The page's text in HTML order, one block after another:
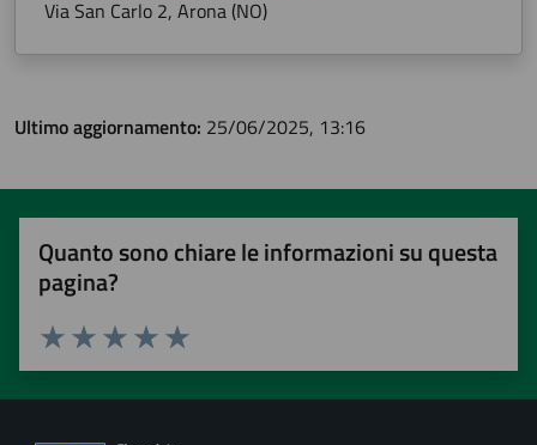
Via San Carlo 2, Arona (NO)
Ultimo aggiornamento: 25/06/2025, 13:16
Quanto sono chiare le informazioni su questa
pagina?
Valuta 5 stelle su 5
Valuta 4 stelle su 5
Valuta 3 stelle su 5
Valuta 2 stelle su 5
Valuta 1 stelle su 5